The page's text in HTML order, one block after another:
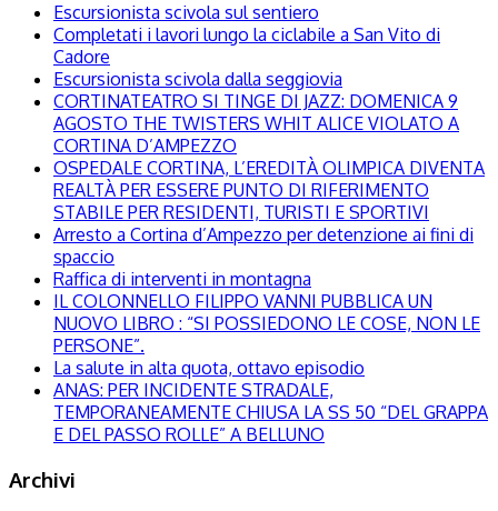
Escursionista scivola sul sentiero
Completati i lavori lungo la ciclabile a San Vito di
Cadore
Escursionista scivola dalla seggiovia
CORTINATEATRO SI TINGE DI JAZZ: DOMENICA 9
AGOSTO THE TWISTERS WHIT ALICE VIOLATO A
CORTINA D’AMPEZZO
OSPEDALE CORTINA, L’EREDITÀ OLIMPICA DIVENTA
REALTÀ PER ESSERE PUNTO DI RIFERIMENTO
STABILE PER RESIDENTI, TURISTI E SPORTIVI
Arresto a Cortina d’Ampezzo per detenzione ai fini di
spaccio
Raffica di interventi in montagna
IL COLONNELLO FILIPPO VANNI PUBBLICA UN
NUOVO LIBRO : “SI POSSIEDONO LE COSE, NON LE
PERSONE”.
La salute in alta quota, ottavo episodio
ANAS: PER INCIDENTE STRADALE,
TEMPORANEAMENTE CHIUSA LA SS 50 “DEL GRAPPA
E DEL PASSO ROLLE” A BELLUNO
Archivi